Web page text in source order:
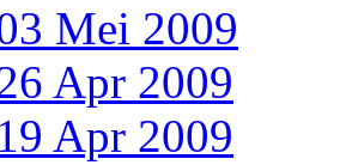
Mei 2009
Apr 2009
Apr 2009